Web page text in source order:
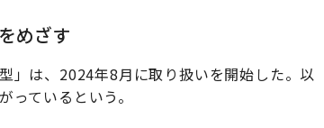
めざす
」は、2024年8月に取り扱いを開始した。以
ているという。